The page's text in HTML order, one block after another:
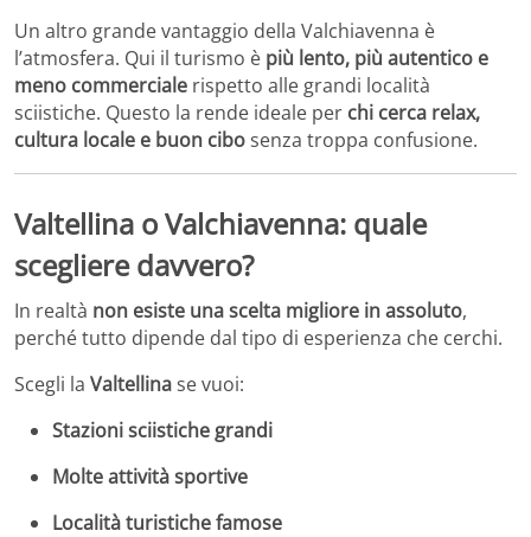
Un altro grande vantaggio della Valchiavenna è
l’atmosfera. Qui il turismo è più lento, più autentico e
meno commerciale rispetto alle grandi località
sciistiche. Questo la rende ideale per chi cerca relax,
cultura locale e buon cibosenza troppa confusione.
Valtellina o Valchiavenna: quale
scegliere davvero?
In realtà non esiste una scelta migliore in assoluto,
perché tutto dipende dal tipo di esperienza che cerchi.
Scegli la Valtellinase vuoi:
Stazioni sciistiche grandi
Molte attività sportive
Località turistiche famose